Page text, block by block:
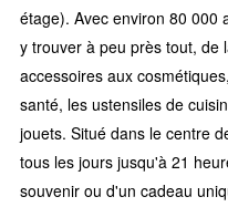
étage). Avec environ 80 000
y trouver à peu près tout, de
accessoires aux
santé, les ustensiles de
jouets. Situé dans le centre
tous les jours jusqu'à 21
souvenir ou d'un cadeau